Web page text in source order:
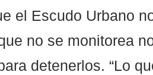
el Escudo Urbano
no se monitorea
detenerlos. “Lo